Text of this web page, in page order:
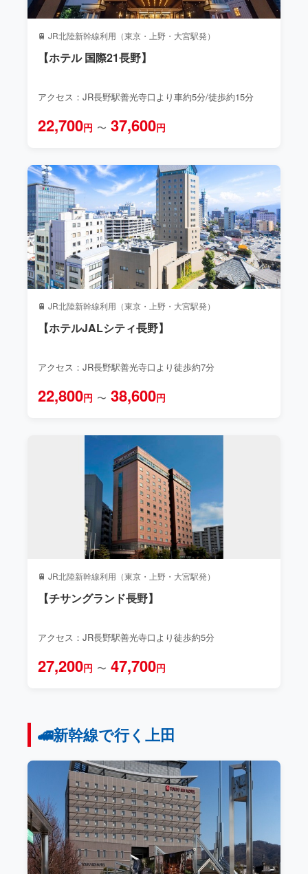
🚆 JR北陸新幹線利用（東京・上野・大宮駅発）
【ホテル 国際21長野】
アクセス：JR長野駅善光寺口より車約5分/徒歩約15分
22,700円 〜 37,600円
🚆 JR北陸新幹線利用（東京・上野・大宮駅発）
【ホテルJALシティ長野】
アクセス：JR長野駅善光寺口より徒歩約7分
22,800円 〜 38,600円
🚆 JR北陸新幹線利用（東京・上野・大宮駅発）
【チサングランド長野】
アクセス：JR長野駅善光寺口より徒歩約5分
27,200円 〜 47,700円
🚄新幹線で行く上田